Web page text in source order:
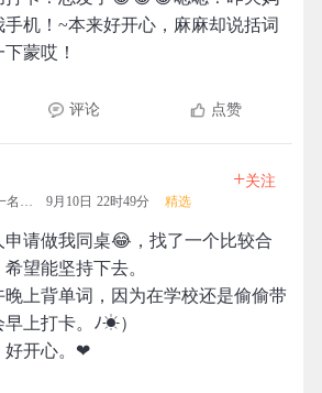
机！~本来好开心，麻麻却说括词
蒙哎！
评论 点赞
Lance119是第一名的拓团 9月10日 22时49分 精选
+关注
申请做我同桌😂，找了一个比较合
望能坚持下去。
晚上背单词，因为在学校还是偷偷带
上打卡。ﾉ☀）
好开心。❤